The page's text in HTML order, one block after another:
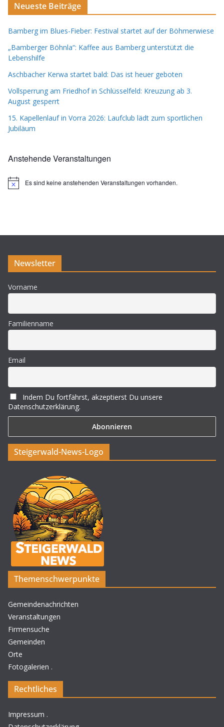
Neueste Beiträge
Bamberg im Blues-Fieber: Festival startet auf der Böhmerwiese
„Bamberger Böhnla“: Kaffee aus Bamberg unterstützt die
Lebenshilfe
Aschbacher Kerwa startet bald: Das ist heuer geboten
Vollsperrung am Friedhof in Schlüsselfeld: Kreuzung ab 3.
August gesperrt
15. Kapellenlauf in Vorra 2026: Laufclub lädt zum sportlichen
Jubiläum
Anstehende Veranstaltungen
H
s
Es sind keine anstehenden Veranstaltungen vorhanden.
Newsletter
Vorname
Familienname
Email
Indem Du fortfährst, akzeptierst Du unsere
Datenschutzerklärung.
Steigerwald-News-Logo
Themenschwerpunkte
Gemeindenachrichten
Veranstaltungen
Firmensuche
Gemeinden
Orte
Fotogalerien .
Rechtliches
Impressum .